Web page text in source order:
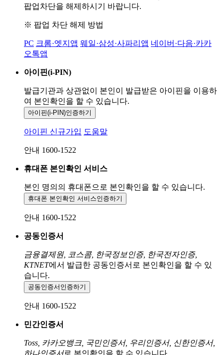
팝업차단을 해제하시기 바랍니다.
※ 팝업 차단 해제 방법
PC 크롬·엣지앱 웨일·삼성·사파리앱 네이버·다음·카카
오톡앱
아이핀(i-PIN)
발급기관과 상관없이 본인이 발급받은 아이핀을 이용하
여 본인확인을 할 수 있습니다.
아이핀(i-PIN)인증하기
아이핀 신규가입 도움말
안내 1600-1522
휴대폰 본인확인 서비스
본인 명의의 휴대폰으로 본인확인을 할 수 있습니다.
휴대폰 본인확인 서비스인증하기
안내 1600-1522
공동인증서
금융결제원, 코스콤, 한국정보인증, 한국전자인증,
KTNET에서 발급한 공동인증서로 본인확인을 할 수 있
습니다.
공동인증서 인증하기
안내 1600-1522
민간인증서
Toss, 카카오뱅크, 국민인증서, 우리인증서, 신한인증서,